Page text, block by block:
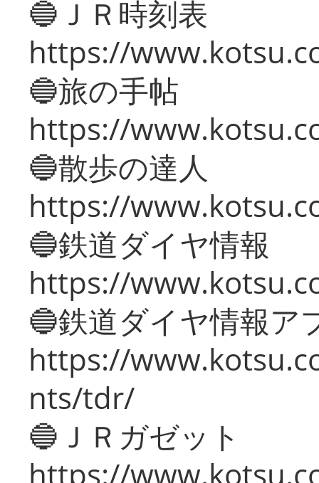
🔵ＪＲ時刻表
https://
🔵旅の手帖
https://
🔵散歩の達人
https://
🔵鉄道ダイヤ情報
https://
🔵鉄道ダイヤ情報ア
https://
nts/tdr/
🔵ＪＲガゼット
https://